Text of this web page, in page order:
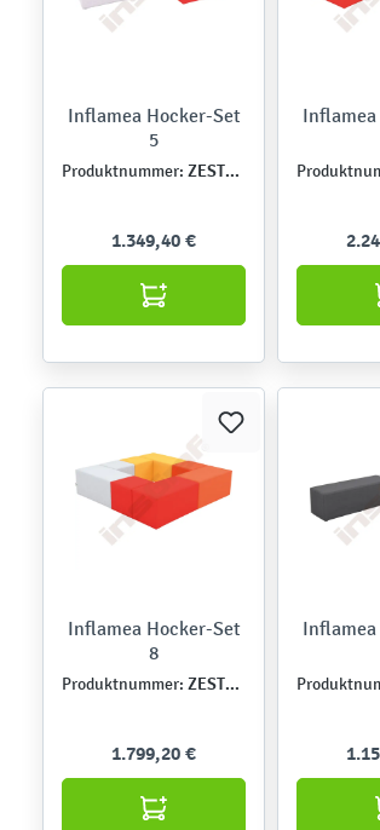
Inflamea Hocker-Set
5
Produktnummer: ZEST5360
1.349,40 €
Inflamea Hocker-Set
8
Produktnummer: ZEST5363
1.799,20 €